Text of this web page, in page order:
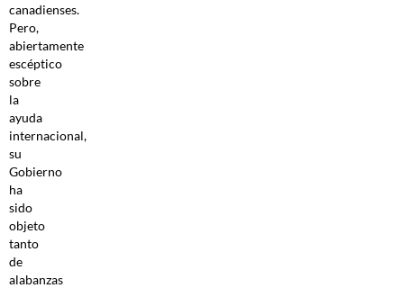
canadienses.
Pero,
abiertamente
escéptico
sobre
la
ayuda
internacional,
su
Gobierno
ha
sido
objeto
tanto
de
alabanzas